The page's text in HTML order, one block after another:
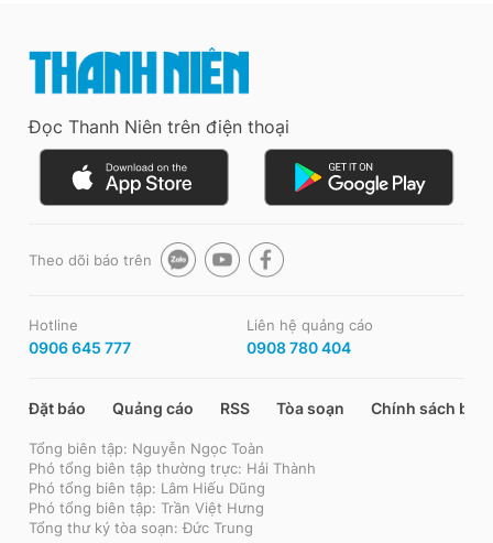
Đọc Thanh Niên trên điện thoại
Theo dõi báo trên
Hotline
0906 645 777
Liên hệ quảng cáo
0908 780 404
Đặt báo Quảng cáo RSS Tòa soạn Chính sách bảo
Tổng biên tập: Nguyễn Ngọc Toàn
Phó tổng biên tập thường trực: Hải Thành
Phó tổng biên tập: Lâm Hiếu Dũng
Phó tổng biên tập: Trần Việt Hưng
Tổng thư ký tòa soạn: Đức Trung